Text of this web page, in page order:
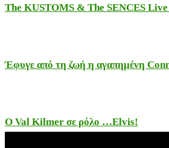
The KUSTOMS & The SENCES
Έφυγε από τη ζωή η αγαπημένη
Ο Val Kilmer σε ρόλο …Elvis!